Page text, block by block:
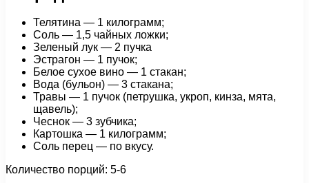
Телятина — 1 килограмм;
Соль — 1,5 чайных ложки;
Зеленый лук — 2 пучка
Эстрагон — 1 пучок;
Белое сухое вино — 1 стакан;
Вода (бульон) — 3 стакана;
Травы — 1 пучок (петрушка, укроп, кинза, мята,
щавель);
Чеснок — 3 зубчика;
Картошка — 1 килограмм;
Соль перец — по вкусу.
Количество порций: 5-6